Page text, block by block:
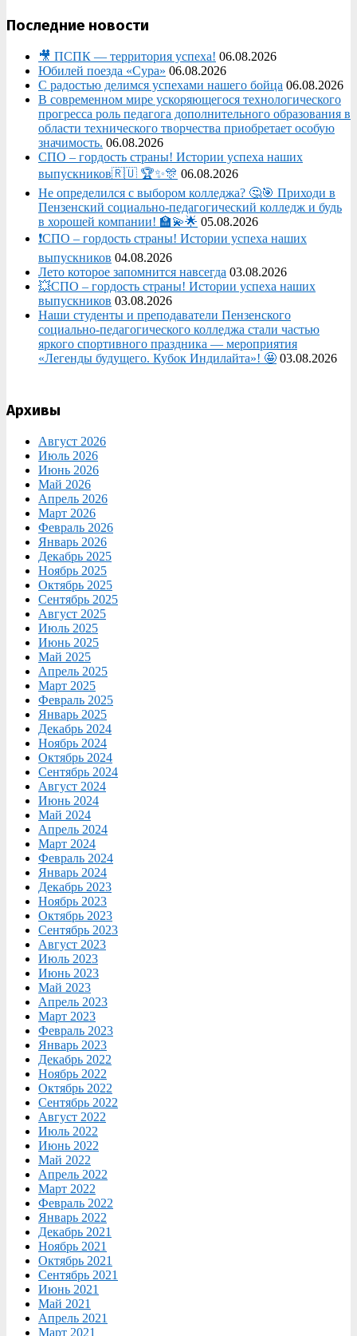
Последние новости
🎥 ПСПК — территория успеха! 06.08.2026
Юбилей поезда «Сура» 06.08.2026
С радостью делимся успехами нашего бойца 06.08.2026
В современном мире ускоряющегося технологического
прогресса роль педагога дополнительного образования в
области технического творчества приобретает особую
значимость. 06.08.2026
СПО – гордость страны! Истории успеха наших
выпускников🇷🇺 🏆✨🎊 06.08.2026
Не определился с выбором колледжа? 🤔🎯 Приходи в
Пензенский социально-педагогический колледж и будь
в хорошей компании! 🏫💫🌟 05.08.2026
❗СПО – гордость страны! Истории успеха наших
выпускников 04.08.2026
Лето которое запомнится навсегда 03.08.2026
💥СПО – гордость страны! Истории успеха наших
выпускников 03.08.2026
Наши студенты и преподаватели Пензенского
социально‑педагогического колледжа стали частью
яркого спортивного праздника — мероприятия
«Легенды будущего. Кубок Индилайта»! 🤩 03.08.2026
Архивы
Август 2026
Июль 2026
Июнь 2026
Май 2026
Апрель 2026
Март 2026
Февраль 2026
Январь 2026
Декабрь 2025
Ноябрь 2025
Октябрь 2025
Сентябрь 2025
Август 2025
Июль 2025
Июнь 2025
Май 2025
Апрель 2025
Март 2025
Февраль 2025
Январь 2025
Декабрь 2024
Ноябрь 2024
Октябрь 2024
Сентябрь 2024
Август 2024
Июнь 2024
Май 2024
Апрель 2024
Март 2024
Февраль 2024
Январь 2024
Декабрь 2023
Ноябрь 2023
Октябрь 2023
Сентябрь 2023
Август 2023
Июль 2023
Июнь 2023
Май 2023
Апрель 2023
Март 2023
Февраль 2023
Январь 2023
Декабрь 2022
Ноябрь 2022
Октябрь 2022
Сентябрь 2022
Август 2022
Июль 2022
Июнь 2022
Май 2022
Апрель 2022
Март 2022
Февраль 2022
Январь 2022
Декабрь 2021
Ноябрь 2021
Октябрь 2021
Сентябрь 2021
Июнь 2021
Май 2021
Апрель 2021
Март 2021